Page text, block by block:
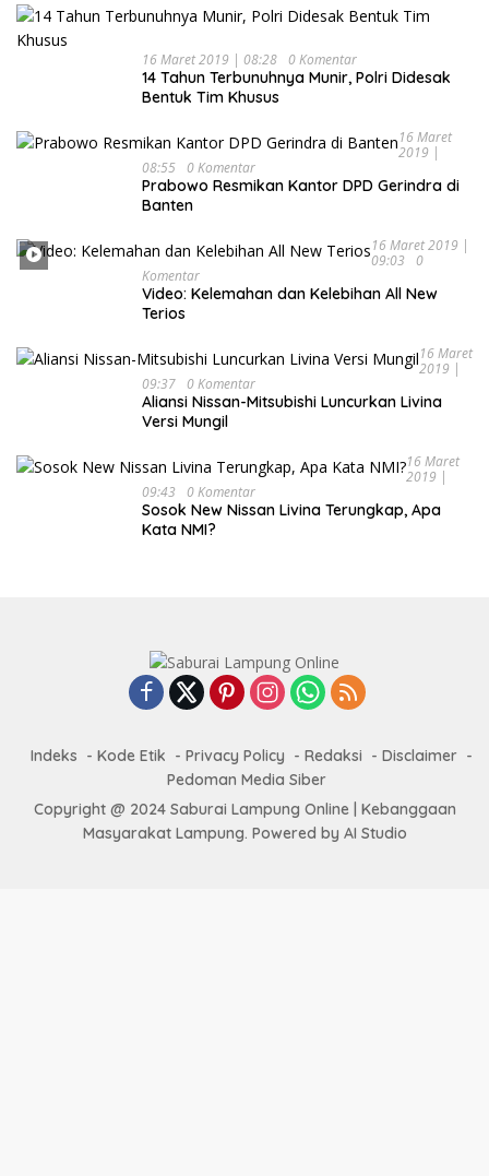
16 Maret 2019 | 08:28 0 Komentar
14 Tahun Terbunuhnya Munir, Polri Didesak
Bentuk Tim Khusus
16 Maret
2019 |
08:55 0 Komentar
Prabowo Resmikan Kantor DPD Gerindra di
Banten
16 Maret 2019 |
09:03
0
Komentar
Video: Kelemahan dan Kelebihan All New
Terios
16 Maret
2019 |
09:37 0 Komentar
Aliansi Nissan-Mitsubishi Luncurkan Livina
Versi Mungil
16 Maret
2019 |
09:43
0 Komentar
Sosok New Nissan Livina Terungkap, Apa
Kata NMI?
Indeks Kode Etik Privacy Policy Redaksi
Disclaimer
Pedoman Media Siber
Copyright @ 2024 Saburai Lampung Online | Kebanggaan
Masyarakat Lampung. Powered by AI Studio